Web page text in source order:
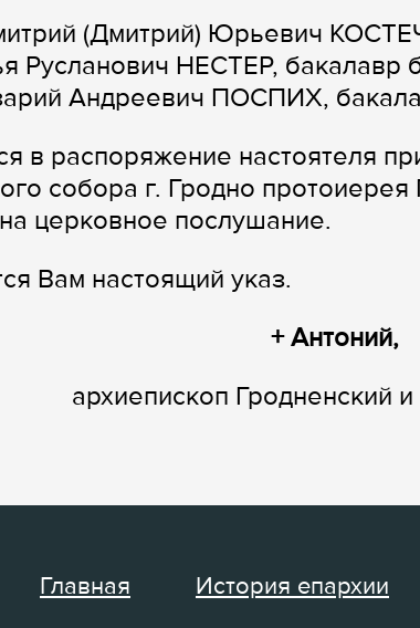
(Дмитрий) Юрьевич
Русланович НЕСТЕР, бакалавр
Андреевич ПОСПИХ,
в распоряжение настоятеля
собора г. Гродно протоиерея
церковное послушание.
Вам настоящий указ.
+ Антоний,
архиепископ Гродненский
Главная
История епархии